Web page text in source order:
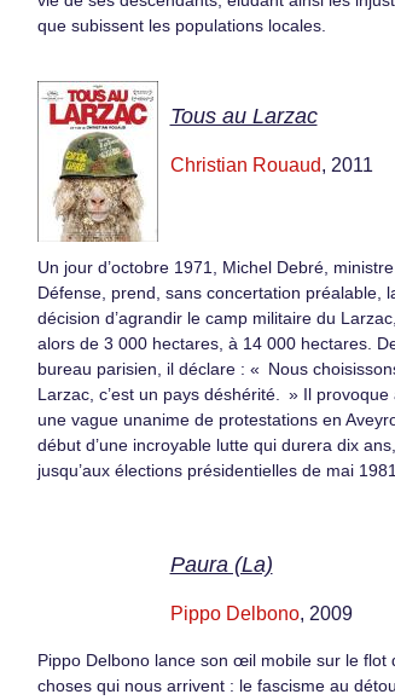
que subissent les populations locales.
Tous au Larzac
Christian Rouaud, 2011
Un jour d’octobre 1971, Michel Debré,
Défense, prend, sans concertation préalable,
décision d’agrandir le camp militaire du Larzac,
alors de 3 000 hectares, à 14 000 hectares.
bureau parisien, il déclare : « Nous
Larzac, c’est un pays déshérité. » Il provoque
une vague unanime de protestations en
début d’une incroyable lutte qui durera dix ans,
jusqu’aux élections présidentielles de mai
Paura (La)
Pippo Delbono, 2009
Pippo Delbono lance son œil mobile sur le flot
choses qui nous arrivent : le fascisme au